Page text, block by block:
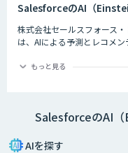
SalesforceのAI（
株式会社セールスフォース
は、AIによる予測とレコメ
早め、自動化された分析や
たり、顧客満足度を向上させ
ただけます。さらに、
く、AIをビジネスに活用でき
もっと見る
SalesforceのAI（
AIを探す